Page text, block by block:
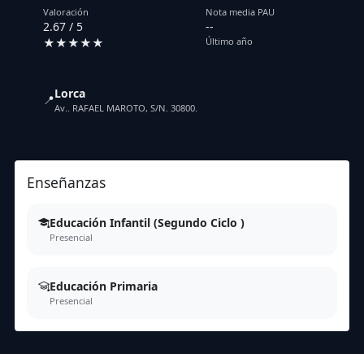
Valoración
2.67 / 5
★★★★★
Nota media PAU
--
Último año
📍Lorca
Av.. RAFAEL MAROTO, S/N. 30800.
Enseñanzas
Educación Infantil (Segundo Ciclo )
Presencial
Educación Primaria
Presencial